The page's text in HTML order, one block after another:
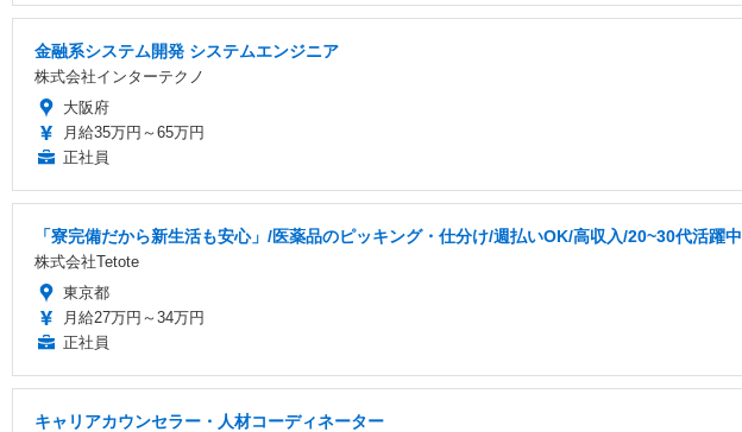
金融系システム開発 システムエンジニア
株式会社インターテクノ
大阪府
月給35万円～65万円
正社員
「寮完備だから新生活も安心」/医薬品のピッキング・仕分け/週払いOK/高収入/20~30代活躍中
株式会社Tetote
東京都
月給27万円～34万円
正社員
キャリアカウンセラー・人材コーディネーター